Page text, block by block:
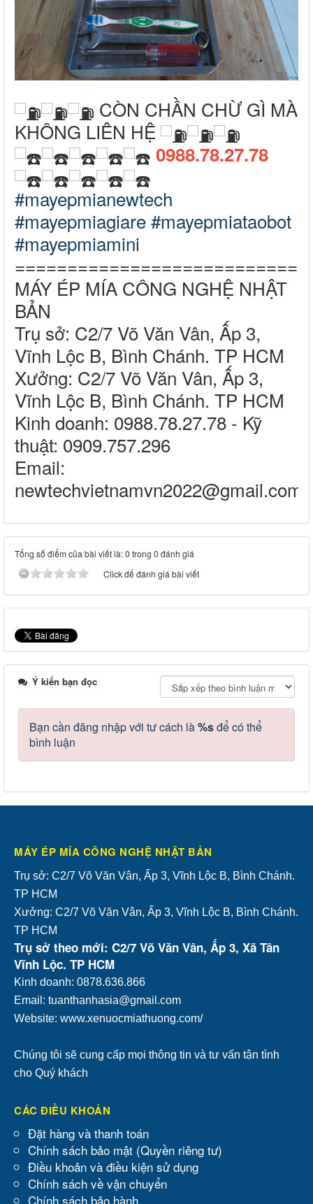
CÒN CHẦN CHỪ GÌ MÀ
KHÔNG LIÊN HỆ
0988.78.27.78
#mayepmianewtech
#mayepmiagiare#mayepmiataobot
#mayepmiamini
MÁY ÉP MÍA CÔNG NGHỆ NHẬT
BẢN
Trụ sở: C2/7 Võ Văn Vân, Ấp 3,
Vĩnh Lộc B, Bình Chánh. TP HCM
Xưởng: C2/7 Võ Văn Vân, Ấp 3,
Vĩnh Lộc B, Bình Chánh. TP HCM
Kinh doanh: 0988.78.27.78 - Kỹ
thuật: 0909.757.296
Email:
newtechvietnamvn2022@gmail.com
Tổng số điểm của bài viết là: 0 trong 0 đánh giá
Click để đánh giá bài viết
Ý kiến bạn đọc
Bạn cần đăng nhập với tư cách là%sđể có thể
bình luận
MÁY ÉP MÍA CÔNG NGHỆ NHẬT BẢN
Trụ sở: C2/7 Võ Văn Vân, Ấp 3, Vĩnh Lộc B, Bình Chánh.
TP HCM
Xưởng: C2/7 Võ Văn Vân, Ấp 3, Vĩnh Lộc B, Bình Chánh.
TP HCM
Trụ sở theo mới: C2/7 Võ Văn Vân, Ấp 3, Xã Tân
Vĩnh Lộc. TP HCM
Kinh doanh: 0878.636.866
Email: tuanthanhasia@gmail.com
Website: www.xenuocmiathuong.com/
Chúng tôi sẽ cung cấp mọi thông tin và tư vấn tận tình
cho Quý khách
CÁC ĐIỀU KHOẢN
Đặt hàng và thanh toán
Chính sách bảo mật (Quyền riêng tư)
Điều khoản và điều kiện sử dụng
Chính sách về vận chuyển
Chính sách bảo hành